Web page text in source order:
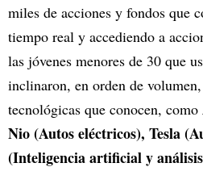
miles de acciones y fondos que
tiempo real y accediendo a
las jóvenes menores de 30 que
inclinaron, en orden de
tecnológicas que conocen, como
Nio (Autos eléctricos), Tesla
(Inteligencia artificial y